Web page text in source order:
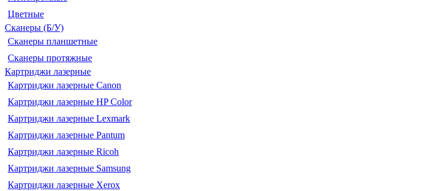
Цветные
Сканеры (Б/У)
Сканеры планшетные
Сканеры протяжные
Картриджи лазерные
Картриджи лазерные Canon
Картриджи лазерные HP Color
Картриджи лазерные Lexmark
Картриджи лазерные Pantum
Картриджи лазерные Ricoh
Картриджи лазерные Samsung
Картриджи лазерные Xerox